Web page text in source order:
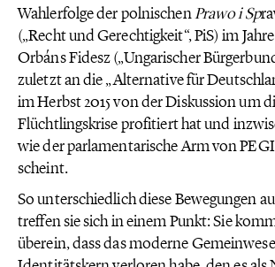
Wahlerfolge der polnischenPrawoi Sp
(„Recht und Gerechtigkeit“, PiS) im
Orbáns Fidesz („Ungarischer
zuletzt an die „Alternative für
im Herbst 2015 von der Diskussion um
Flüchtlingskrise profitiert hat und
wie der parlamentarische Arm von
scheint.
So unterschiedlich diese Bewegungen
treffen sie sich in einem Punkt: Sie
überein, dass das moderne